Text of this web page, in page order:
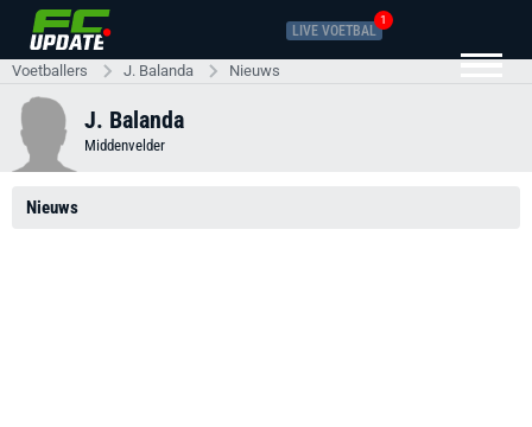
LIVE VOETBAL
1
Voetballers J. Balanda Nieuws
J. Balanda
Middenvelder
Nieuws